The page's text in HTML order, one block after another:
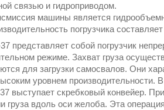
связью и гидроприводом.
машины является
погрузчика
представляет собой погрузчик
режиме. Захват груза
для загрузки самосвалов. Они
уровнем производительности.
выступает скребковый конвейер.
груза вдоль оси желоба. Эта